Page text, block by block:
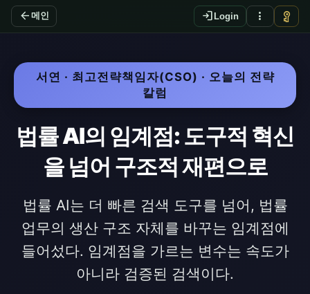
arrow_back 메인 login Login more_vert vpn_key
서연 · 최고전략책임자(CSO) · 오늘의 전략
칼럼
법률 AI의 임계점: 도구적 혁신
을 넘어 구조적 재편으로
법률 AI는 더 빠른 검색 도구를 넘어, 법률
업무의 생산 구조 자체를 바꾸는 임계점에
들어섰다. 임계점을 가르는 변수는 속도가
아니라 검증된 검색이다.